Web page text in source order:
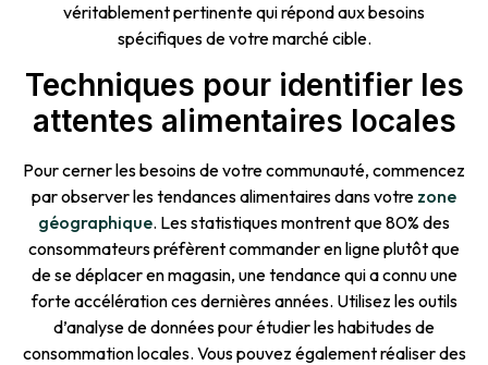
véritablement pertinente qui répond aux besoins
spécifiques de votre marché cible.
Techniques pour identifier les
attentes alimentaires locales
Pour cerner les besoins de votre communauté, commencez
par observer les tendances alimentaires dans votre zone
géographique. Les statistiques montrent que 80% des
consommateurs préfèrent commander en ligne plutôt que
de se déplacer en magasin, une tendance qui a connu une
forte accélération ces dernières années. Utilisez les outils
d’analyse de données pour étudier les habitudes de
consommation locales. Vous pouvez également réaliser des